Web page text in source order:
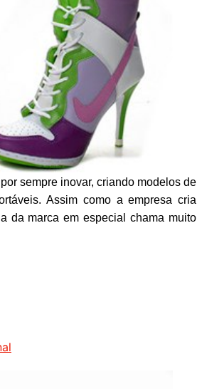
sempre inovar, criando modelos de
Assim como a empresa cria
da marca em especial chama muito